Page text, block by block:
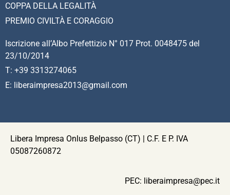
COPPA DELLA LEGALITÀ
PREMIO CIVILTÀ E CORAGGIO
Iscrizione all’Albo Prefettizio N° 017 Prot. 0048475 del
23/10/2014
T: +39 3313274065
E: liberaimpresa2013@gmail.com
Libera Impresa Onlus Belpasso (CT) | C.F. E P. IVA
05087260872
PEC: liberaimpresa@pec.it